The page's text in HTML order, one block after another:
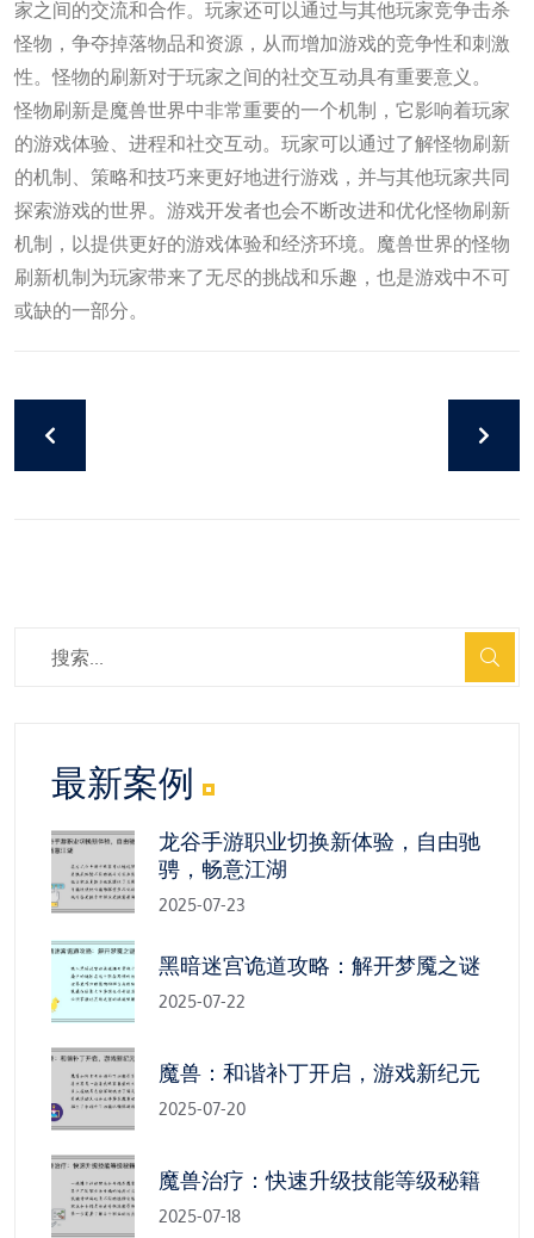
家之间的交流和合作。玩家还可以通过与其他玩家竞争击杀
怪物，争夺掉落物品和资源，从而增加游戏的竞争性和刺激
性。怪物的刷新对于玩家之间的社交互动具有重要意义。
怪物刷新是魔兽世界中非常重要的一个机制，它影响着玩家
的游戏体验、进程和社交互动。玩家可以通过了解怪物刷新
的机制、策略和技巧来更好地进行游戏，并与其他玩家共同
探索游戏的世界。游戏开发者也会不断改进和优化怪物刷新
机制，以提供更好的游戏体验和经济环境。魔兽世界的怪物
刷新机制为玩家带来了无尽的挑战和乐趣，也是游戏中不可
或缺的一部分。
最新案例
龙谷手游职业切换新体验，自由驰
骋，畅意江湖
2025-07-23
黑暗迷宫诡道攻略：解开梦魇之谜
2025-07-22
魔兽：和谐补丁开启，游戏新纪元
2025-07-20
魔兽治疗：快速升级技能等级秘籍
2025-07-18